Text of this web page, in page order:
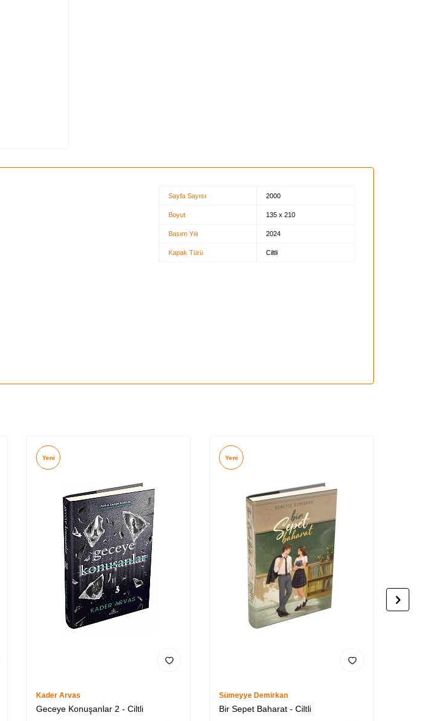
Sayfa Sayısı 2000
Boyut 135 x 210
Basım Yılı 2024
Kapak Türü Ciltli
Yeni
Kader Arvas
Geceye Konuşanlar 2 - Ciltli
Yeni
Sümeyye Demirkan
Bir Sepet Baharat - Ciltli